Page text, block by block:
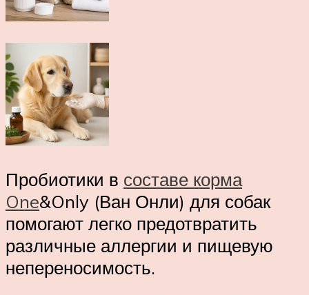
Пробиотики в составе корма
One&Only (Ван Онли) для собак
помогают легко предотвратить
различные аллергии и пищевую
непереносимость.